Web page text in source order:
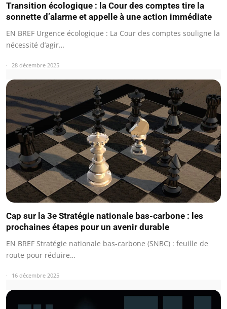
Transition écologique : la Cour des comptes tire la
sonnette d’alarme et appelle à une action immédiate
EN BREF Urgence écologique : La Cour des comptes souligne la
nécessité d’agir…
28 décembre 2025
Cap sur la 3e Stratégie nationale bas-carbone : les
prochaines étapes pour un avenir durable
EN BREF Stratégie nationale bas-carbone (SNBC) : feuille de
route pour réduire…
16 décembre 2025